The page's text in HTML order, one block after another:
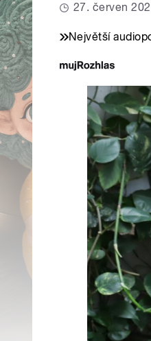
27. červen
Největší